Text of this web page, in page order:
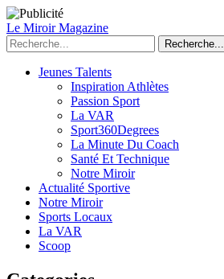
Le Miroir Magazine
Recherche...
Jeunes Talents
Inspiration Athlètes
Passion Sport
La VAR
Sport360Degrees
La Minute Du Coach
Santé Et Technique
Notre Miroir
Actualité Sportive
Notre Miroir
Sports Locaux
La VAR
Scoop